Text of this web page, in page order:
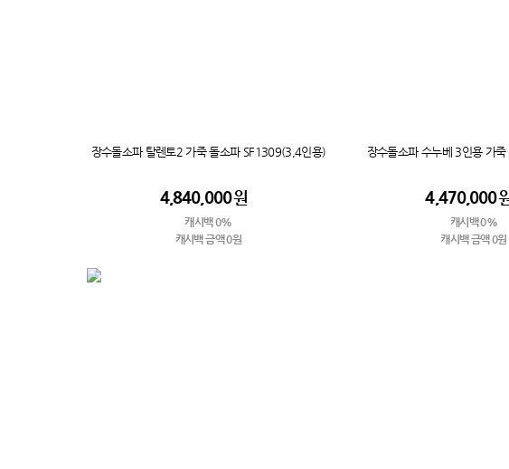
장수돌소파 탈렌토2 가죽 돌소파 SF1309(3,4인용)
4,840,000원
캐시백 0%
캐시백 금액 0원
장수돌소파 수누베 3인용 가
4,470,000원
캐시백 0%
캐시백 금액 0원